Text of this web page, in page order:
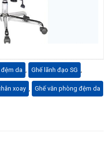
da Ghế lãnh đạo SG
xoay Ghế văn phòng đệm da